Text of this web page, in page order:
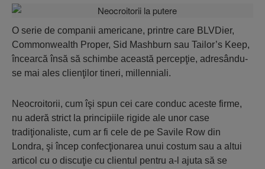
O serie de companii americane, printre care BLVDier,
Commonwealth Proper, Sid Mashburn sau Tailor’s Keep,
încearcă însă să schimbe această percepţie, adresându-
se mai ales clienţilor tineri, millenniali.
Neocroitorii, cum îşi spun cei care conduc aceste firme,
nu aderă strict la principiile rigide ale unor case
tradiţionaliste, cum ar fi cele de pe Savile Row din
Londra, şi încep confecţionarea unui costum sau a altui
articol cu o discuţie cu clientul pentru a-l ajuta să se